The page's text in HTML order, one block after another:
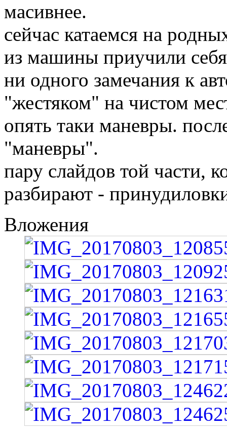
масивнее.
сейчас катаемся на
из машины приучили
ни одного замечания к
"жестяком" на чистом
опять таки маневры.
"маневры".
пару слайдов той части,
разбирают -
Вложения